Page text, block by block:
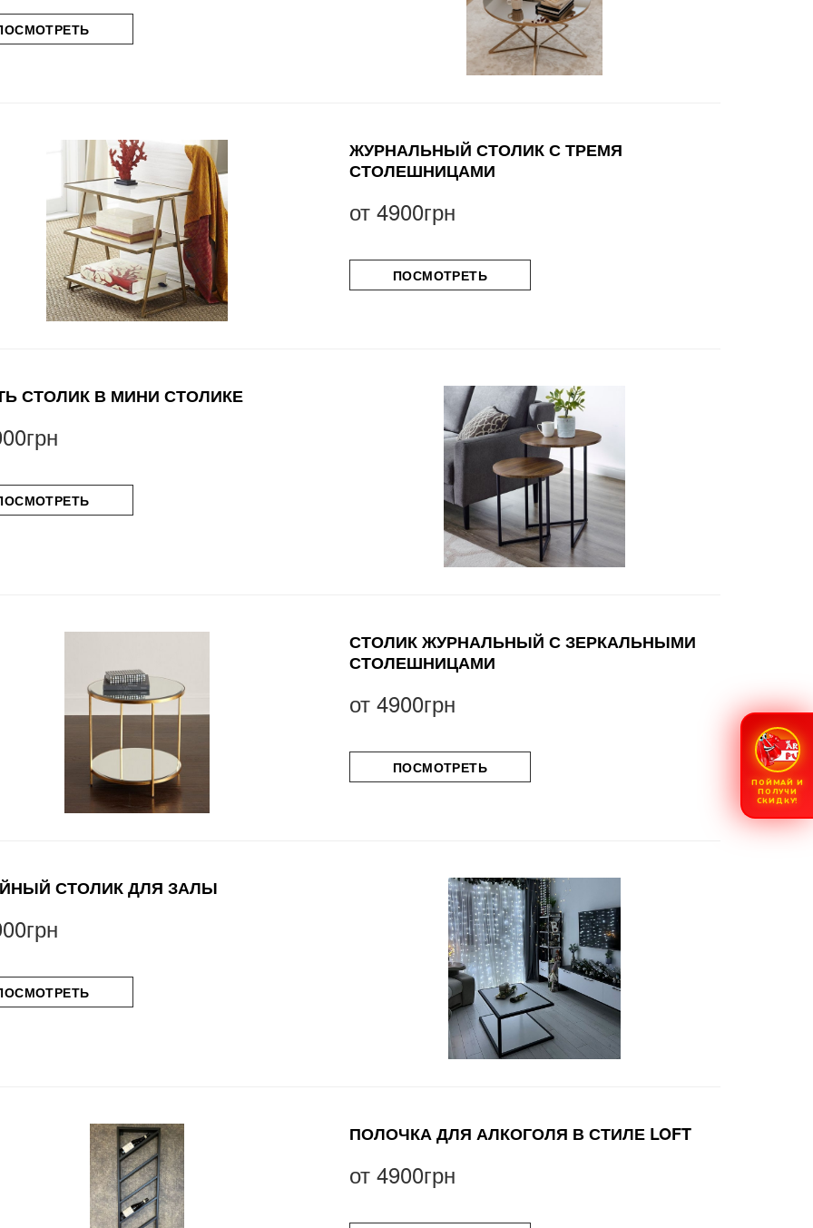
ЖУРНАЛЬНЫЙ СТОЛИК С ТРЕМЯ
СТОЛЕШНИЦАМИ
от 4900грн
ПОСМОТРЕТЬ
СТОЛИК В МИНИ СТОЛИКЕ
СТОЛИК ЖУРНАЛЬНЫЙ С ЗЕРКАЛЬНЫМИ
СТОЛЕШНИЦАМИ
от 4900грн
ПОСМОТРЕТЬ
СТОЛИК ДЛЯ ЗАЛЫ
ПОЛОЧКА ДЛЯ АЛКОГОЛЯ В СТИЛЕ LOFT
от 4900грн
ПОЙМАЙ И
ПОЛУЧИ
СКИДКУ!